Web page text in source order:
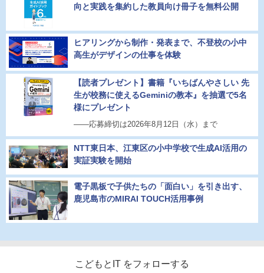
向と実践を集約した教員向け冊子を無料公開
ヒアリングから制作・発表まで、不登校の小中
高生がデザインの仕事を体験
【読者プレゼント】書籍『いちばんやさしい 先
生が校務に使えるGeminiの教本』を抽選で5名
様にプレゼント
――応募締切は2026年8月12日（水）まで
NTT東日本、江東区の小中学校で生成AI活用の
実証実験を開始
電子黒板で子供たちの「面白い」を引き出す、
鹿児島市のMIRAI TOUCH活用事例
こどもとIT をフォローする